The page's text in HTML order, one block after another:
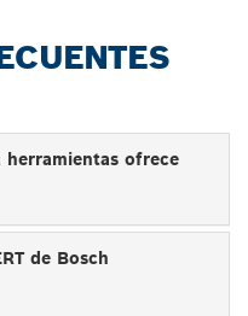
herramientas ofrece
de Bosch